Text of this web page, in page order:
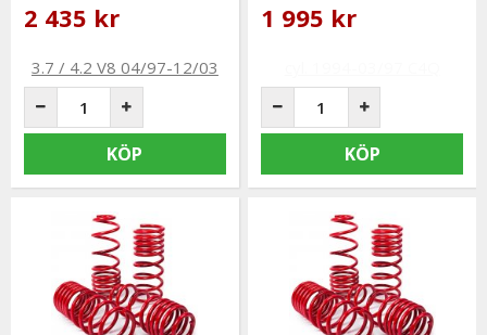
2 435 kr
KÖP
1 995 kr
KÖP